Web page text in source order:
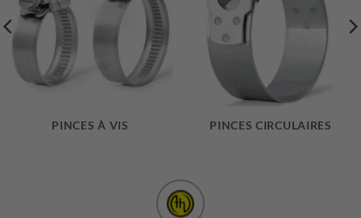
PINCES À VIS PINCES CIRCULAIRES